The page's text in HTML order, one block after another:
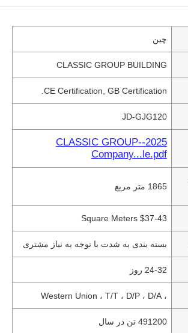
چین
CLASSIC GROUP BUILDING
CE Certification, GB Certification.
JD-GJG120
2025--CLASSIC GROUP
Company...le.pdf
1865 متر مربع
$37-43 Square Meters
بسته بندی به شدت با توجه به نیاز مشتری
24-32 روز
، Western Union ، T/T ، D/P ، D/A
491200 تن در سال